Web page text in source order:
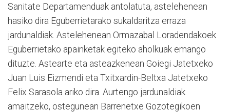
Sanitate Departamenduak antolatuta, astelehenean
hasiko dira Eguberrietarako sukaldaritza erraza
jardunaldiak. Astelehenean Ormazabal Loradendakoek
Eguberrietako apainketak egiteko aholkuak emango
dituzte. Astearte eta asteazkenean Goiegi Jatetxeko
Juan Luis Eizmendi eta Txitxardin-Beltxa Jatetxeko
Felix Sarasola ariko dira. Aurtengo jardunaldiak
amaitzeko, ostegunean Barrenetxe Gozotegikoen